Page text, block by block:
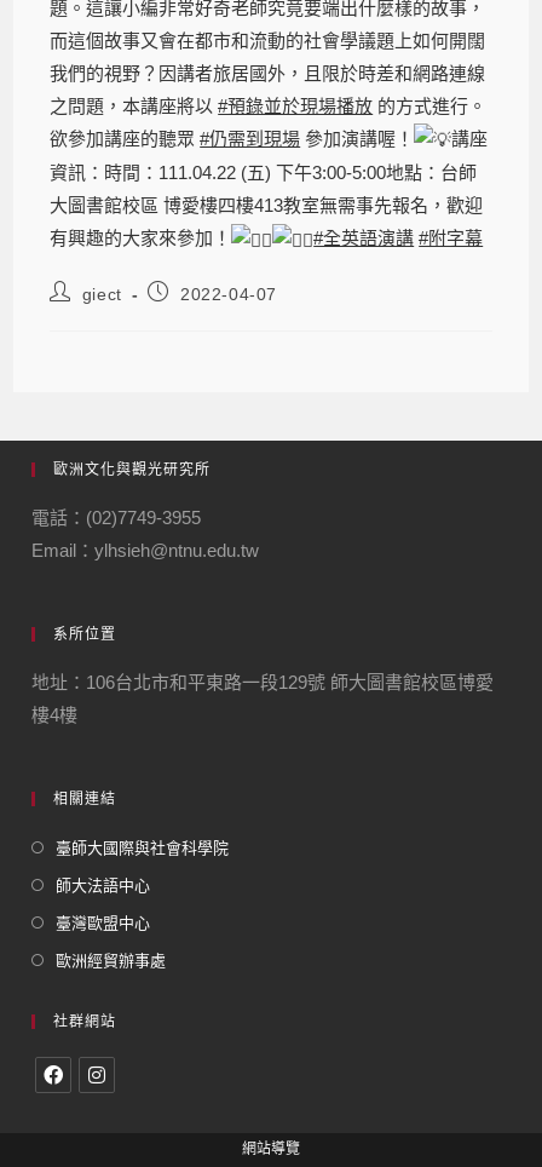
題。這讓小編非常好奇老師究竟要端出什麼樣的故事，
而這個故事又會在都市和流動的社會學議題上如何開闊
我們的視野？因講者旅居國外，且限於時差和網路連線
之問題，本講座將以#預錄並於現場播放 的方式進行。
欲參加講座的聽眾#仍需到現場 參加演講喔！
講座
資訊：時間：111.04.22 (五) 下午3:00-5:00地點：台師
大圖書館校區 博愛樓四樓413教室無需事先報名，歡迎
有興趣的大家來參加！
#全英語演講 #附字幕
giect 2022-04-07
歐洲文化與觀光研究所
電話：(02)7749-3955
Email：ylhsieh@ntnu.edu.tw
系所位置
地址：106台北市和平東路一段129號 師大圖書館校區博愛
樓4樓
相關連結
臺師大國際與社會科學院
師大法語中心
臺灣歐盟中心
歐洲經貿辦事處
社群網站
網站導覽